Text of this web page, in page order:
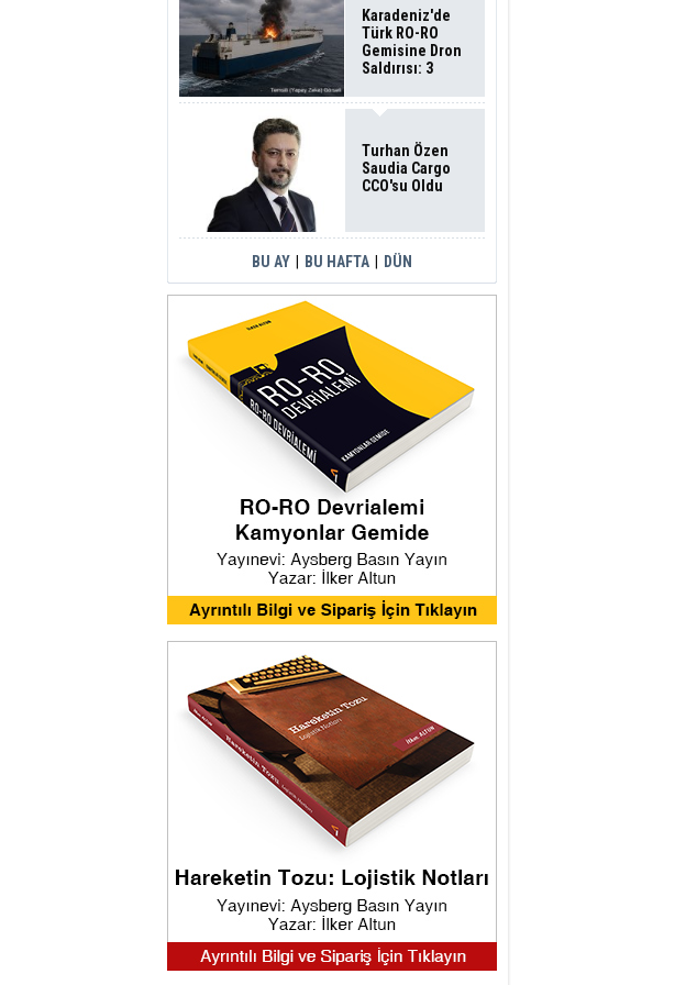
Karadeniz'de
Türk RO-RO
Gemisine Dron
Saldırısı: 3
Durumu Ağır
Turhan Özen
Saudia Cargo
CCO'su Oldu
BU AY BU HAFTA DÜN